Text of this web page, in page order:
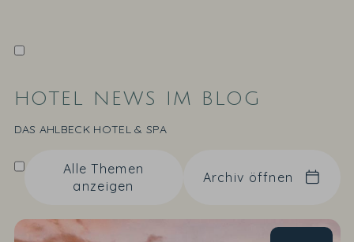
HOTEL NEWS IM BLOG
DAS AHLBECK HOTEL & SPA
Alle Themen
anzeigen
Archiv öffnen